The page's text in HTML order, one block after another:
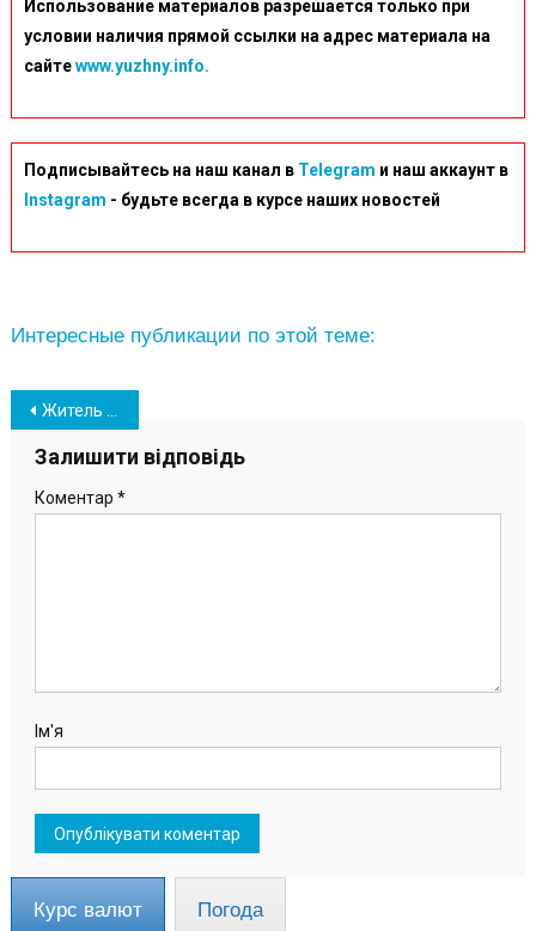
Использование материалов разрешается только при
условии наличия прямой ссылки на адрес материала на
сайтеwww.yuzhny.info.
Подписывайтесь на наш канал в Telegram и наш аккаунт в
Instagram - будьте всегда в курсе наших новостей
Интересные публикации по этой теме:
Навігація
записів
Житель Южного Влад Зайцев стал лицом одного из торговых брендов (фото)
Залишити відповідь
Коментар *
Ім'я
Курс валют Погода